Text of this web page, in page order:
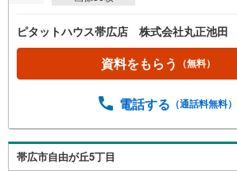
ピタットハウス帯広店 株式会社丸正池田
資料をもらう （無料）
電話する （通話料無料）
帯広市自由が丘5丁目